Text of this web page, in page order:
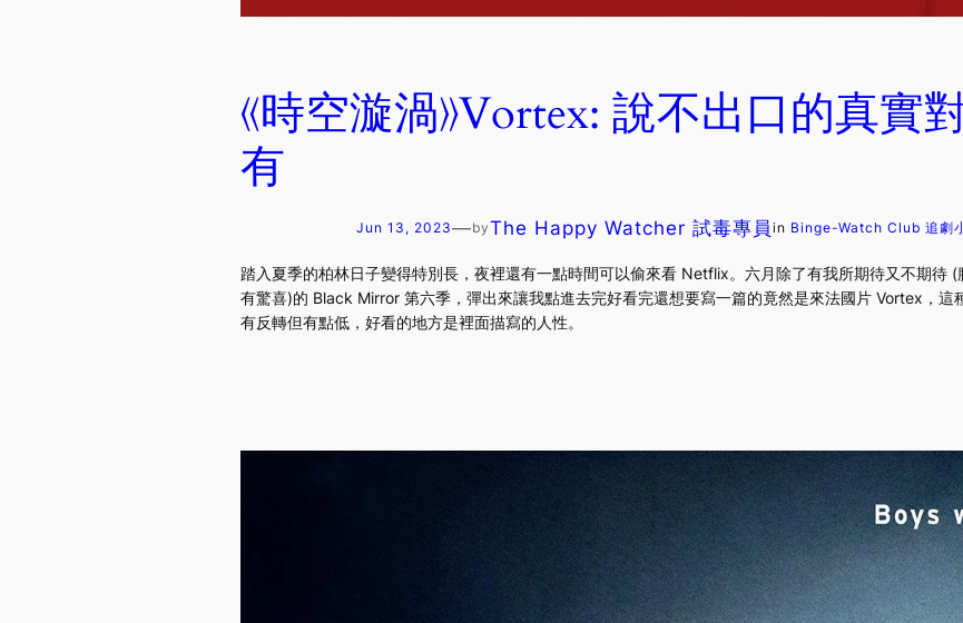
《時空漩渦》Vortex: 說不出口的真實
有
Jun 13, 2023—byThe Happy Watcher 試毒專員 in Binge-Watch Club 追劇
踏入夏季的柏林日子變得特別長，夜裡還有一點時間可以偷來看 Netflix。六月除了有我所期待又不期待
有驚喜)的 Black Mirror 第六季，彈出來讓我點進去完好看完還想要寫一篇的竟然是來法國片 Vortex，
有反轉但有點低，好看的地方是裡面描寫的人性。